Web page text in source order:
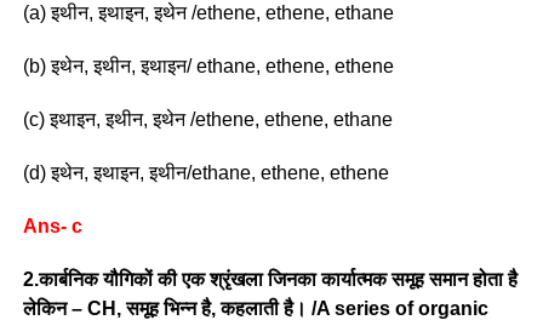
(a) इथीन, इथाइन, इथेन /ethene, ethene, ethane
(b) इथेन, इथीन, इथाइन/ ethane, ethene, ethene
(c) इथाइन, इथीन, इथेन /ethene, ethene, ethane
(d) इथेन, इथाइन, इथीन/ethane, ethene, ethene
Ans- c
2.कार्बनिक यौगिकों की एक श्रृंखला जिनका कार्यात्मक समूह समान होता है
लेकिन – CH, समूह भिन्न है, कहलाती है। /A series of organic